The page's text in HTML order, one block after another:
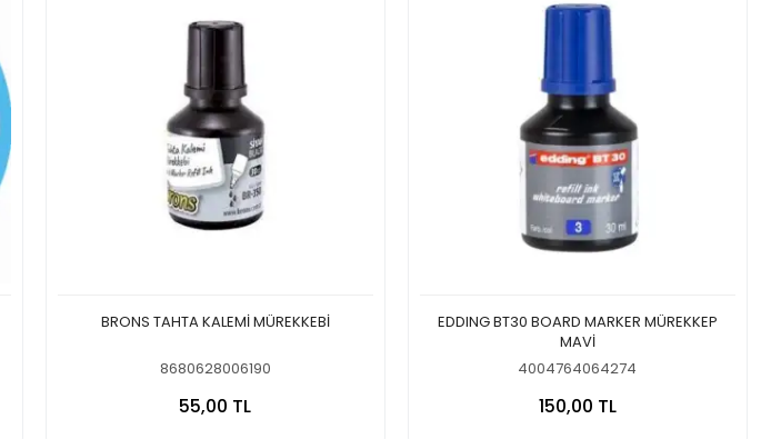
BRONS TAHTA KALEMİ MÜREKKEBİ
8680628006190
55,00 TL
EDDING BT30 BOARD MARKER MÜREKKEP
MAVİ
4004764064274
150,00 TL